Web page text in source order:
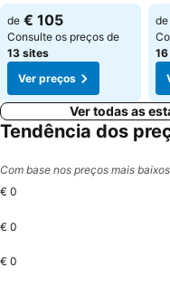
de € 105
Consulte os preços de
13 sites
Ver preços
de
Ver todas as
Tendência dos
Com base nos preços mais
€ 0
€ 0
€ 0